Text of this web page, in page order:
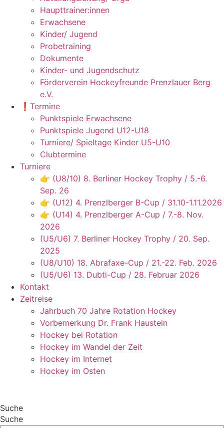
Haupttrainer:innen
Erwachsene
Kinder/ Jugend
Probetraining
Dokumente
Kinder- und Jugendschutz
Förderverein Hockeyfreunde Prenzlauer Berg
e.V.
❗️Termine
Punktspiele Erwachsene
Punktspiele Jugend U12-U18
Turniere/ Spieltage Kinder U5-U10
Clubtermine
Turniere
👉 (U8/10) 8. Berliner Hockey Trophy / 5.-6.
Sep. 26
👉 (U12) 4. Prenzlberger B-Cup / 31.10-1.11.2026
👉 (U14) 4. Prenzlberger A-Cup / 7.-8. Nov.
2026
(U5/U6) 7. Berliner Hockey Trophy / 20. Sep.
2025
(U8/U10) 18. Abrafaxe-Cup / 21.-22. Feb. 2026
(U5/U6) 13. Dubti-Cup / 28. Februar 2026
Kontakt
Zeitreise
Jahrbuch 70 Jahre Rotation Hockey
Vorbemerkung Dr. Frank Haustein
Hockey bei Rotation
Hockey im Wandel der Zeit
Hockey im Internet
Hockey im Osten
Suche
Suche